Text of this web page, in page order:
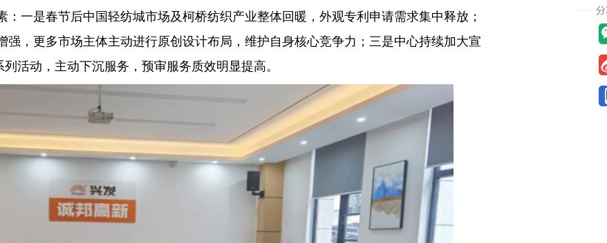
是春节后中国轻纺城市场及柯桥纺织产业整体回暖，外观专利申请需求集中释放；
强，更多市场主体主动进行原创设计布局，维护自身核心竞争力；三是中心持续加大宣
活动，主动下沉服务，预审服务质效明显提高。